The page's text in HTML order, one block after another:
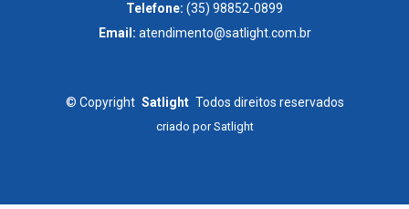
Telefone: (35) 98852-0899
Email: atendimento@satlight.com.br
© Copyright Satlight Todos direitos reservados
criado porSatlight